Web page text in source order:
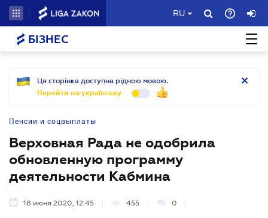
RU
БІЗНЕС
Ця сторінка доступна рідною мовою.
Перейти на українську
Пенсии и соцвыплаты
Верховная Рада не одобрила
обновленную программу
деятельности Кабмина
18 июня 2020, 12:45 455 0